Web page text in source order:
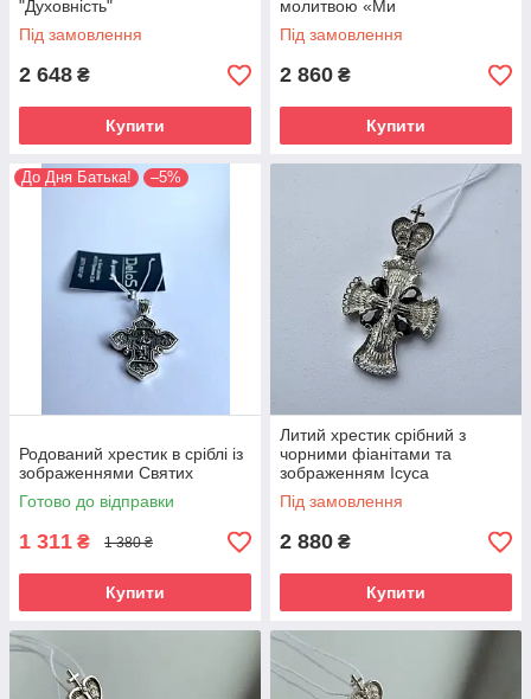
"Духовність"
Під замовлення
2 648 ₴
Купити
молитвою «Ми
поклоняємось», 16.8 г
Під замовлення
2 860 ₴
Купити
До Дня Батька! –5%
Родований хрестик в сріблі із
зображеннями Святих
Готово до відправки
1 311 ₴ 1 380 ₴
Купити
Литий хрестик срібний з
чорними фіанітами та
зображенням Ісуса
"Духовність". Хрест зі срібла з
камінням
Під замовлення
2 880 ₴
Купити